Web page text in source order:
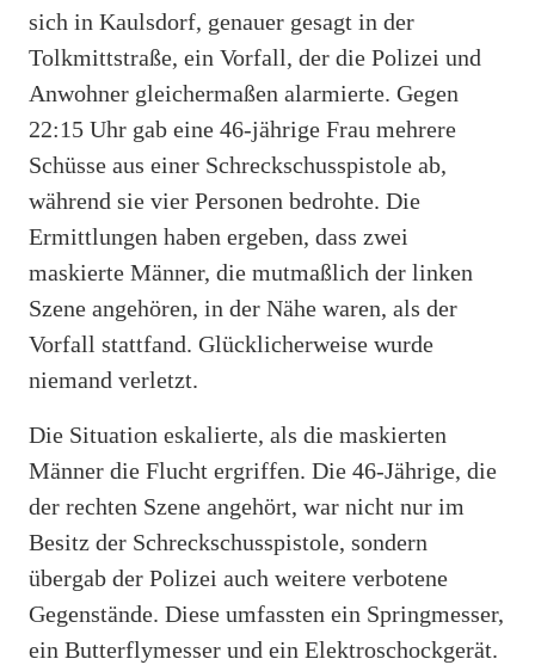
sich in Kaulsdorf, genauer gesagt in der
Tolkmittstraße, ein Vorfall, der die Polizei und
Anwohner gleichermaßen alarmierte. Gegen
22:15 Uhr gab eine 46-jährige Frau mehrere
Schüsse aus einer Schreckschusspistole ab,
während sie vier Personen bedrohte. Die
Ermittlungen haben ergeben, dass zwei
maskierte Männer, die mutmaßlich der linken
Szene angehören, in der Nähe waren, als der
Vorfall stattfand. Glücklicherweise wurde
niemand verletzt.
Die Situation eskalierte, als die maskierten
Männer die Flucht ergriffen. Die 46-Jährige, die
der rechten Szene angehört, war nicht nur im
Besitz der Schreckschusspistole, sondern
übergab der Polizei auch weitere verbotene
Gegenstände. Diese umfassten ein Springmesser,
ein Butterflymesser und ein Elektroschockgerät.